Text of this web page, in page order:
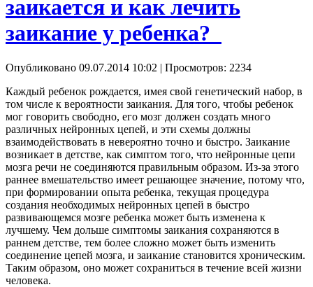
заикается и как лечить
заикание у ребенка?
Опубликовано 09.07.2014 10:02 | Просмотров: 2234
Каждый ребенок рождается, имея свой генетический набор, в
том числе к вероятности заикания. Для того, чтобы ребенок
мог говорить свободно, его мозг должен создать много
различных нейронных цепей, и эти схемы должны
взаимодействовать в невероятно точно и быстро. Заикание
возникает в детстве, как симптом того, что нейронные цепи
мозга речи не соединяются правильным образом. Из-за этого
раннее вмешательство имеет решающее значение, потому что,
при формировании опыта ребенка, текущая процедура
создания необходимых нейронных цепей в быстро
развивающемся мозге ребенка может быть изменена к
лучшему. Чем дольше симптомы заикания сохраняются в
раннем детстве, тем более сложно может быть изменить
соединение цепей мозга, и заикание становится хроническим.
Таким образом, оно может сохраниться в течение всей жизни
человека.